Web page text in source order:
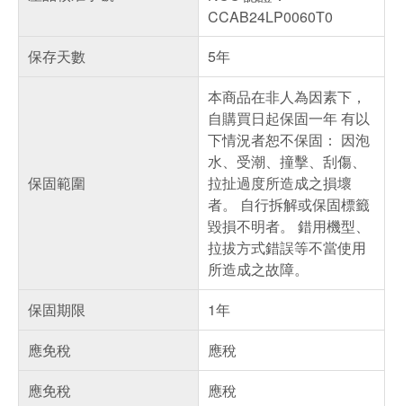
CCAB24LP0060T0
保存天數
5年
保固範圍
本商品在非人為因素下，
自購買日起保固一年 有以
下情況者恕不保固： 因泡
水、受潮、撞擊、刮傷、
拉扯過度所造成之損壞
者。 自行拆解或保固標籤
毀損不明者。 錯用機型、
拉拔方式錯誤等不當使用
所造成之故障。
保固期限
1年
應免稅
應稅
應免稅
應稅